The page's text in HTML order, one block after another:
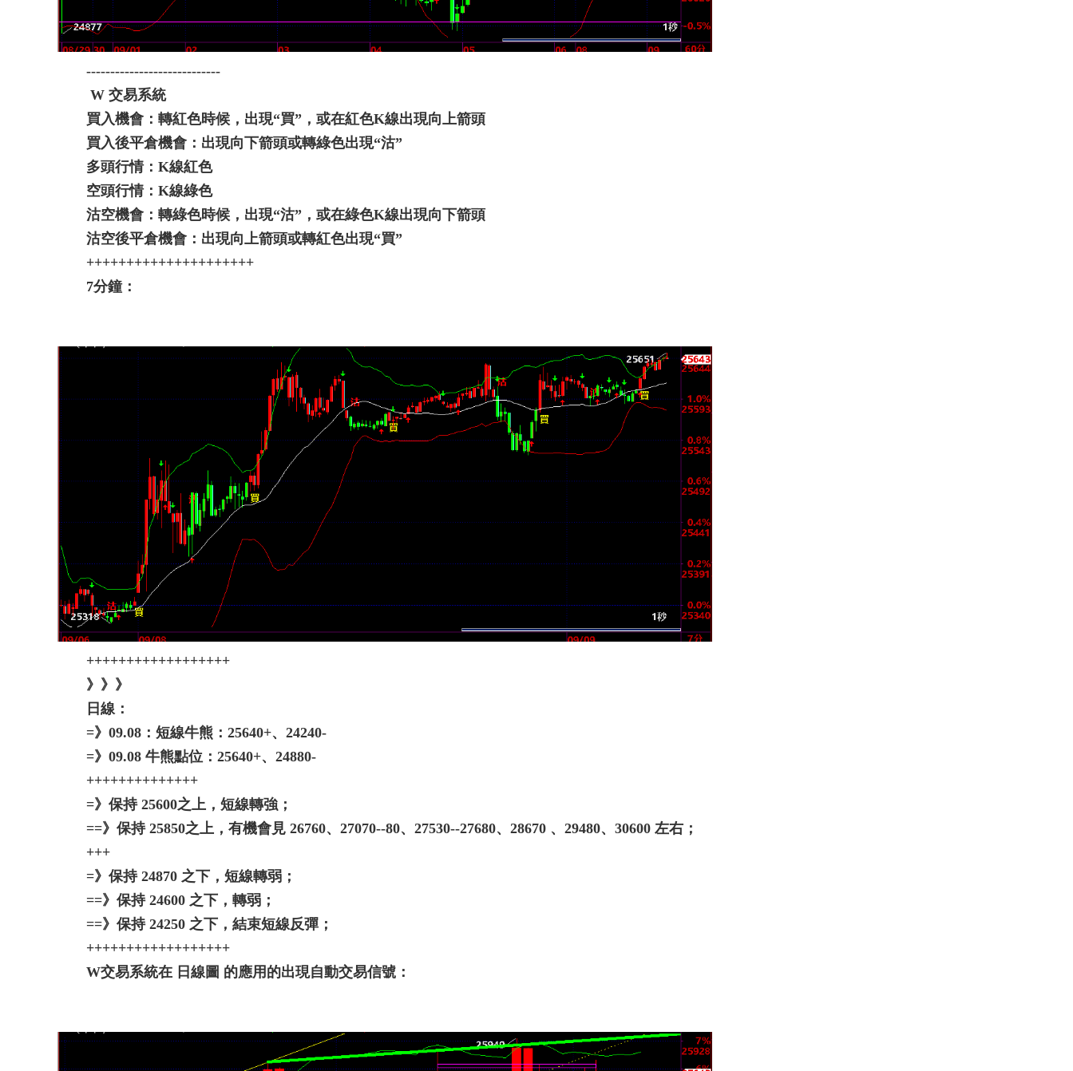
----------------------------
W 交易系統
買入機會：轉紅色時候，出現“買”，或在紅色K線出現向上箭頭
買入後平倉機會：出現向下箭頭或轉綠色出現“沽”
多頭行情：K線紅色
空頭行情：K線綠色
沽空機會：轉綠色時候，出現“沽”，或在綠色K線出現向下箭頭
沽空後平倉機會：出現向上箭頭或轉紅色出現“買”
+++++++++++++++++++++
7分鐘：
++++++++++++++++++
》》》
日線：
=》09.08：短線牛熊：25640+、24240-
=》09.08 牛熊點位：25640+、24880-
++++++++++++++
=》保持 25600之上，短線轉強；
==》保持 25850之上，有機會見 26760、27070--80、27530--27680、28670 、29480、30600 左右；
+++
=》保持 24870 之下，短線轉弱；
==》保持 24600 之下，轉弱；
==》保持 24250 之下，結束短線反彈；
++++++++++++++++++
W交易系統在 日線圖 的應用的出現自動交易信號：